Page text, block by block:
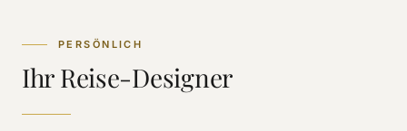
PERSÖNLICH
Ihr Reise-Designer